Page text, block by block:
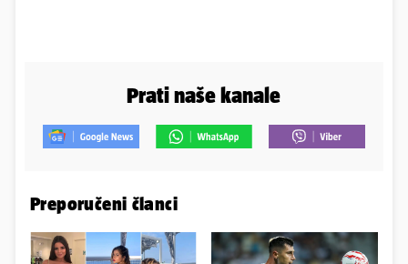
Prati naše kanale
Preporučeni članci